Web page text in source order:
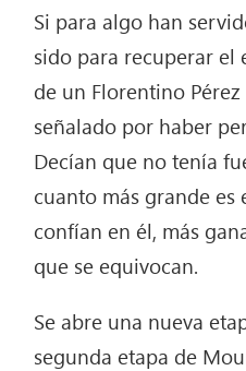
Si para algo han
sido para recuperar el
de un Florentino
señalado por haber
Decían que no tenía
cuanto más grande es
confían en él, más
que se equivocan.
Se abre una nueva
segunda etapa de